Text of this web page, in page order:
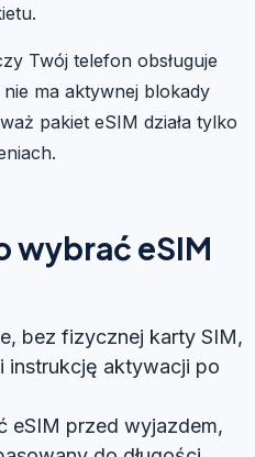
Twój telefon obsługuje
ma aktywnej blokady
pakiet eSIM działa tylko
wybrać eSIM
bez fizycznej karty SIM,
instrukcję aktywacji po
eSIM przed wyjazdem,